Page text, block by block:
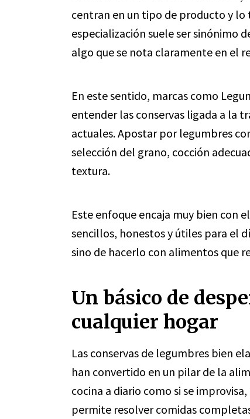
centran en un tipo de producto y
especialización suele ser sinónimo
algo que se nota claramente en el
En este sentido, marcas como
entender las conservas ligada a la
actuales. Apostar por legumbres
selección del grano, cocción
textura.
Este enfoque encaja muy bien con
sencillos, honestos y útiles para el
sino de hacerlo con alimentos que
Un básico de
cualquier hogar
Las conservas de legumbres bien
han convertido en un pilar de la
cocina a diario como si se
permite resolver comidas